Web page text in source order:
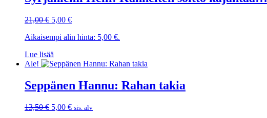
21,00€ Alkuperäinen
oli:
5,00 €Nykyinen
on:
Aikaisempi alin hinta: 5,00 €.
Lue lisää
Ale!
Seppänen Hannu: Rahan takia
13,50€ Alkuperäinen
5,00 €Nykyinen
sis. alv